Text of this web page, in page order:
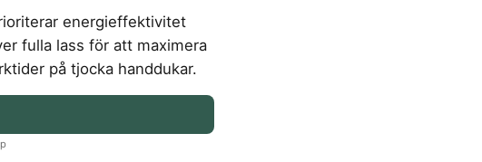
energieffektivitet
fulla lass för att maximera
på tjocka handdukar.